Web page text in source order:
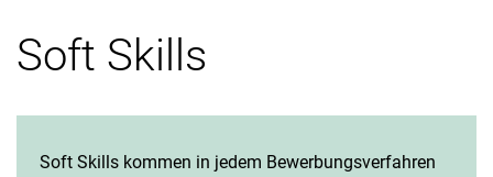
Soft Skills
Soft Skills kommen in jedem Bewerbungsverfahren